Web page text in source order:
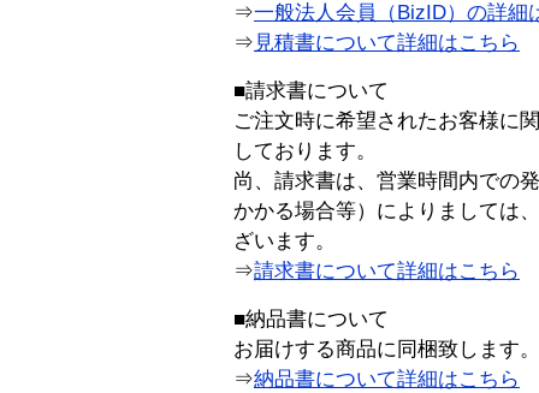
⇒一般法人会員（BizID）の詳細
⇒ 見積書について詳細はこちら
■請求書について
ご注文時に希望されたお客様に
しております。
尚、請求書は、営業時間内での
かかる場合等）によりましては
ざいます。
⇒請求書について詳細はこちら
■納品書について
お届けする商品に同梱致します。
⇒納品書について詳細はこちら